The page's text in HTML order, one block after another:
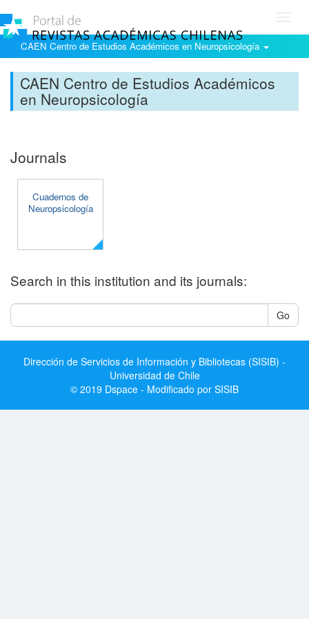
CAEN Centro de Estudios Académicos en Neuropsicología
CAEN Centro de Estudios Académicos
en Neuropsicología
Journals
Cuadernos de
Neuropsicología
Search in this institution and its journals:
Go
Dirección de Servicios de Información y Bibliotecas (SISIB) -
Universidad de Chile
© 2019 Dspace - Modificado por SISIB